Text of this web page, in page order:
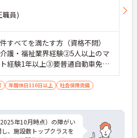
職員)
すべてを満たす方（資格不問）
護・福祉業界経験②5人以上のマ
経験1年以上③要普通自動車免許
可）※介護業界に関する有資格者
初任者研修、介護福祉士な
年間休日110日以上
社会保険完備
年10月時点）の障がい
、施設数トップクラスを